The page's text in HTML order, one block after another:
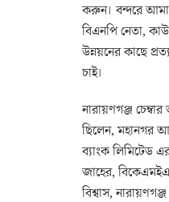
করুন। বন্দরে
বিএনপি নেতা,
উন্নয়নের কাছে
চাই।
নারায়ণগঞ্জ
ছিলেন, মহানগর
ব্যাংক লিমিটেড
জাহের,
বিশ্বাস,